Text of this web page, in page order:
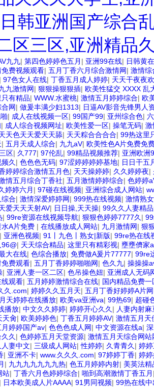
韩亚洲国产综合
区三区,亚洲精品
九九| 第四色婷婷色五月 | 亚洲99在线| 日韩黄
免费视频观看| 五月丁香六月综合激情网| 激情综
| 97色女人在线| 丁香五月成人婷婷| 天天干夜夜欢
九激情网| 狠狠操狠狠插| 欧美性猛交 XXXX 乱
有精品| WWW.水蜜桃| 激情五月婷婷综合| 欧
网| 做爰丰满少妇1313| 日逼AV影音先锋男人
| 成人在线视频一区| 99国产99| 亚州综合色|
| 成人综合视频网址| 欧美性爱一区| 操笔无码| 激
天色天天爱天天舔| 天天粽合合合合| 99热这里
| 五月天成人综合| 九九aV| 欧美性色A片免费免
区| 久777| 97伦乱| 99精品视频推荐| 亚洲欧洲
久 | 色色色无码| 97涩婷婷婷婷基地| 日日干五
婷婷综合激情五月色| 天天操婷婷| 久久婷婷夜|
情五月综合丁香社| 五月激情婷婷综合| 色婷婷
婷婷六月 | 97碰在线视频| 亚洲综合成人网站|
合| 激情深爱婷婷网| 999热在线视频| 激情熟
爱天天天射AV| 日日操,天天操| 99久久人妻精
| 99re资源在线视频导航| 狠狠色婷婷7777久 |
A片免费 | 在线播放成人网站| 九月激情网| 狠
| 亚洲色视频| 91丨九色丨熟女|新版| 99re热在线
| 天天综合精品| 这里只有精彩视| 壅壅儕家a
大在线| 色综合播放| 免费做A爰片77777| 99re
免费观看| 五月丁香婷婷啪啪网| 色久九| 操操操
| 亚洲人妻一区二区| 色吊操色妞| 亚洲成人无码
线观看| 五月婷婷激情综合在线| 国内精品免费
久.com| 婷婷久久五月天| 五月丁香好婷婷A片网
天婷婷在线播放| 欧美va亚洲va| 99热69| 超碰
播放| 中文久久婷婷| 婷婷开心久久 | 人妻内射
天肏| 欧美婷婷色| 丁香五月婷婷AV| 激情五月天
婷婷国产av| 色色色成人网| 中文资源在线a|
久 | 色婷婷五月天堂资源| 激情五月天综合网站
妻中文| 三级成人网站|性婷婷| 久青青久 | 婷
| 亚洲不卡| www.久久久.com| 97婷婷丁香| 婷
| 九九九九九九九热| 色五月婷婷内射| 美英法
站| 丁香六月色婷婷综合| 啪到高潮激情丁香五月
| 日本欧美成人片AAAA| 91男同视频| 99热在线中